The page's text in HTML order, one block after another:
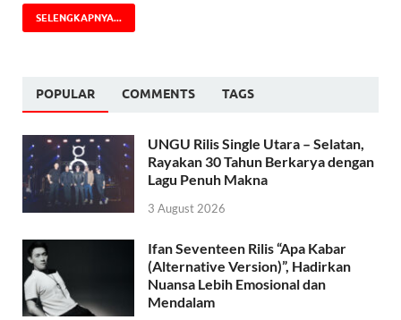
SELENGKAPNYA...
POPULAR COMMENTS TAGS
UNGU Rilis Single Utara – Selatan,
Rayakan 30 Tahun Berkarya dengan
Lagu Penuh Makna
3 August 2026
Ifan Seventeen Rilis “Apa Kabar
(Alternative Version)”, Hadirkan
Nuansa Lebih Emosional dan
Mendalam